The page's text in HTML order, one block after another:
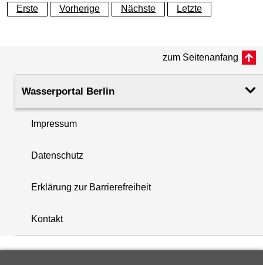
+
−
Erste
Vorherige Nächste Letzte
zum Seitenanfang
Wasserportal Berlin
Impressum
Datenschutz
Erklärung zur Barrierefreiheit
Kontakt